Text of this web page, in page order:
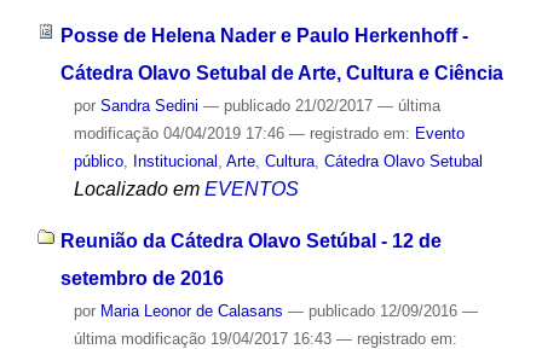
Posse de Helena Nader e Paulo Herkenhoff -
Cátedra Olavo Setubal de Arte, Cultura e Ciência
por Sandra Sedini — publicado21/02/2017 — última
modificação04/04/2019 17:46 — registrado em: Evento
público, Institucional , Arte, Cultura, Cátedra Olavo Setubal
Localizado em EVENTOS
Reunião da Cátedra Olavo Setúbal - 12 de
setembro de 2016
por Maria Leonor de Calasans — publicado12/09/2016 —
última modificação19/04/2017 16:43 — registrado em: